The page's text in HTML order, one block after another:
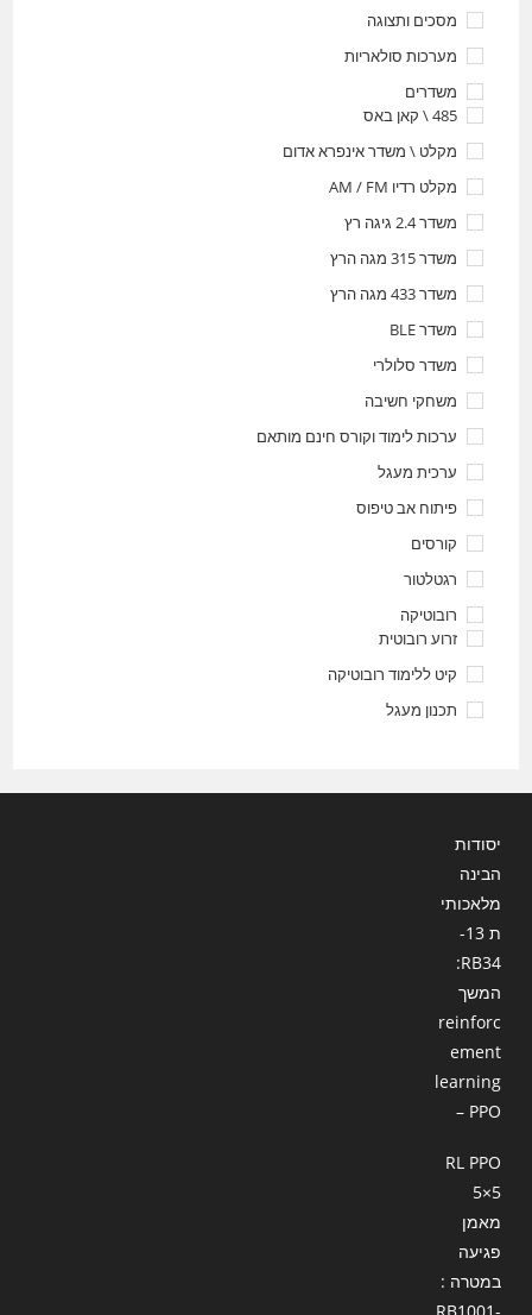
מסכים ותצוגה
מערכות סולאריות
משדרים
485 \ קאן באס
מקלט \ משדר אינפרא אדום
מקלט רדיו AM / FM
משדר 2.4 גיגה רץ
משדר 315 מגה הרץ
משדר 433 מגה הרץ
משדר BLE
משדר סלולרי
משחקי חשיבה
ערכות לימוד וקורס חינם מותאם
ערכית מעגל
פיתוח אב טיפוס
קורסים
רגטלטור
רובוטיקה
זרוע רובוטית
קיט ללימוד רובוטיקה
תכנון מעגל
יסודות
הבינה
מלאכותי
ת 13-
RB34:
המשך
reinforc
ement
learning
– PPO
RL PPO
5×5
מאמן
פגיעה
במטרה :
RB1001-